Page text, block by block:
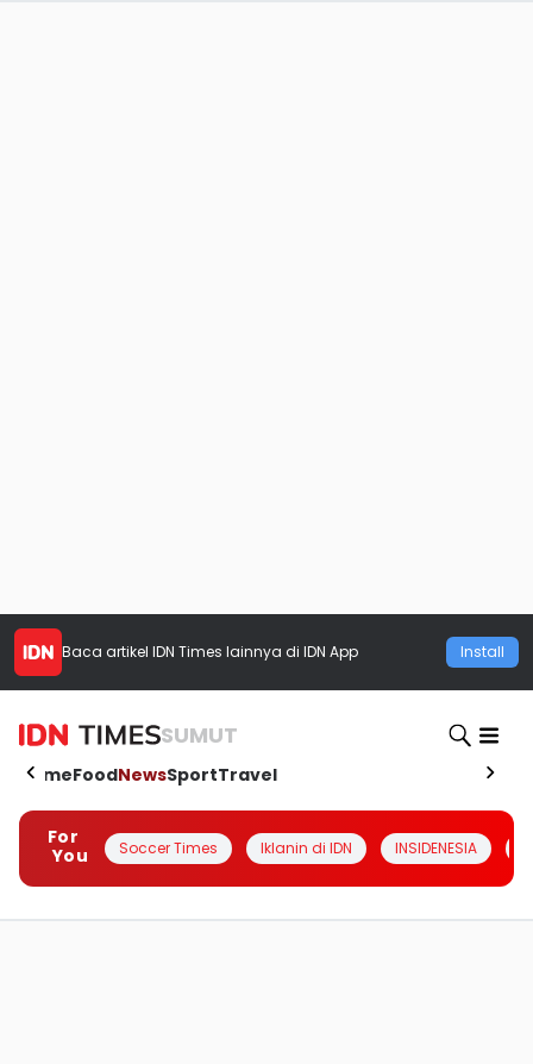
Baca artikel IDN Times lainnya di IDN App Install
SUMUT
HomeFoodNewsSportTravel
For
You
Soccer Times Iklanin di IDN INSIDENESIA